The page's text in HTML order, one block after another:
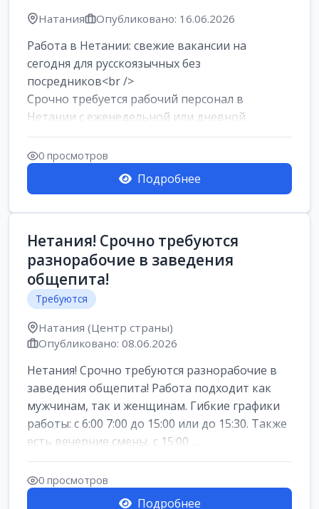
Натания Опубликовано: 16.06.2026
Работа в Нетании: свежие вакансии на
сегодня для русскоязычных без
посредников<br />
Срочно требуется рабочий персонал в
Нетании с еженедельной или дневной
оплатой<br />
Свежие вакансии в Нетании дл...
0 просмотров
Подробнее
Нетания! Срочно требуются
разнорабочие в заведения
общепита!
Требуются
Натания (Центр страны)
Опубликовано: 08.06.2026
Нетания! Срочно требуются разнорабочие в
заведения общепита! Работа подходит как
мужчинам, так и женщинам. Гибкие графики
работы: с 6:00 7:00 до 15:00 или до 15:30. Также
есть вечерние смены, с 15:00 ...
0 просмотров
Подробнее